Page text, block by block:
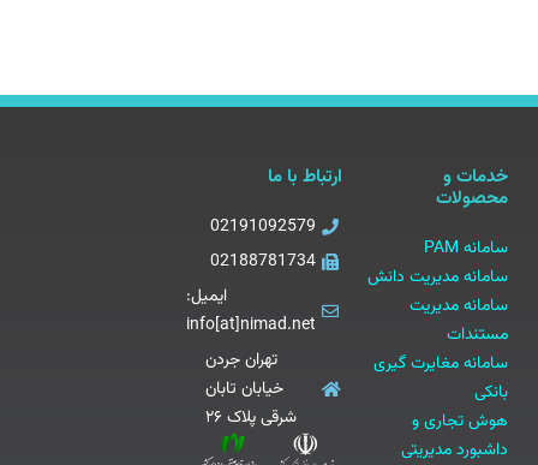
خدمات و
محصولات
سامانه PAM
سامانه مدیریت دانش
سامانه مدیریت
مستندات
سامانه مغایرت گیری
بانکی
هوش تجاری و
داشبورد مدیریتی
ارتباط با ما
02191092579
02188781734
ایمیل:
info[at]nimad.net
تهران جردن
خیابان تابان
شرقی پلاک ۲۶